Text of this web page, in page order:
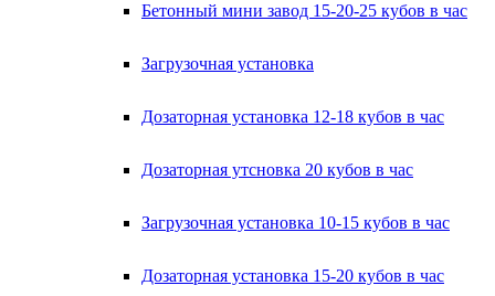
Бетонный мини завод 15-20-25 кубов в час
Загрузочная установка
Дозаторная установка 12-18 кубов в час
Дозаторная утсновка 20 кубов в час
Загрузочная установка 10-15 кубов в час
Дозаторная установка 15-20 кубов в час